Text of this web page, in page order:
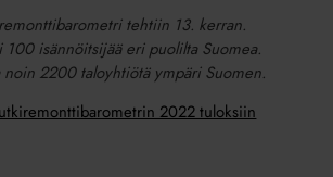
tehtiin 13. kerran.
100 isännöitsijää eri puolilta Suomea.
noin 2200 taloyhtiötä ympäri Suomen.
2022 tuloksiin